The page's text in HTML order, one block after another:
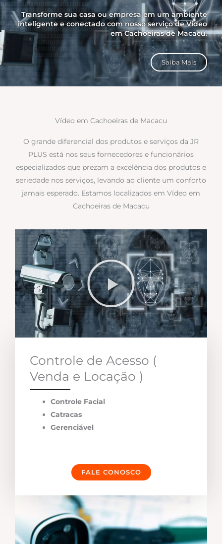
Transforme sua casa ou empresa em um ambiente
inteligente e conectado com nosso serviço de Vídeo
em Cachoeiras de Macacu.
Saiba Mais
Vídeo em Cachoeiras de Macacu
O grande diferencial dos produtos e serviços da JR
PLUS está nos seus fornecedores e funcionários
especializados que prezam a excelência dos produtos e
seriedade nos serviços, levando ao cliente um conforto
jamais esperado. Estamos localizados em Vídeo em
Cachoeiras de Macacu
Controle de Acesso (
Venda e Locação )
Controle Facial
Catracas
Gerenciável
FALE CONOSCO